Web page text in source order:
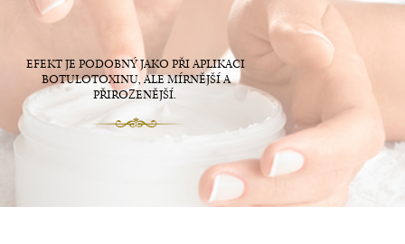
EFEKT JE PODOBNÝ JAKO PŘI APLIKACI
BOTULOTOXINU, ALE MÍRNĚJŠÍ A
PŘIROZENĚJŠÍ.